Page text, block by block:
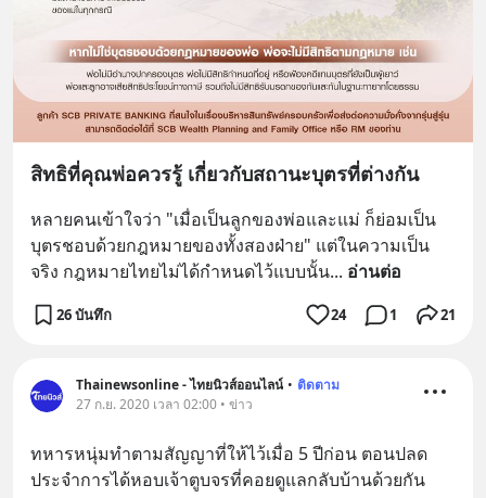
สิทธิที่คุณพ่อควรรู้ เกี่ยวกับสถานะบุตรที่ต่างกัน
หลายคนเข้าใจว่า "เมื่อเป็นลูกของพ่อและแม่ ก็ย่อมเป็น
บุตรชอบด้วยกฎหมายของทั้งสองฝ่าย" แต่ในความเป็น
จริง กฎหมายไทยไม่ได้กำหนดไว้แบบนั้น... อ่านต่อ
26 บันทึก 24 1 21
Thainewsonline - ไทยนิวส์ออนไลน์ • ติดตาม
27 ก.ย. 2020 เวลา 02:00 • ข่าว
ทหารหนุ่มทำตามสัญญาที่ให้ไว้เมื่อ 5 ปีก่อน ตอนปลด
ประจำการได้หอบเจ้าตูบจรที่คอยดูแลกลับบ้านด้วยกัน